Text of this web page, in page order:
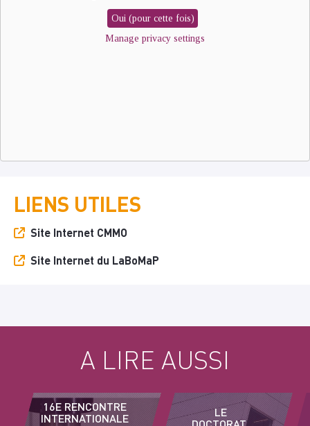
Oui (pour cette fois)
Manage privacy settings
LIENS UTILES
Site Internet CMMO
Site Internet du LaBoMaP
A LIRE AUSSI
16E RENCONTRE
INTERNATIONALE
LE